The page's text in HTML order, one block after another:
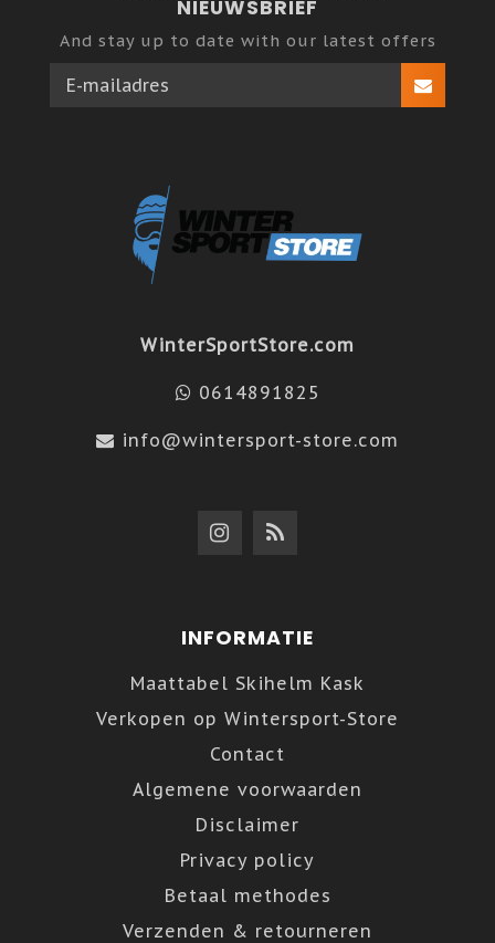
NIEUWSBRIEF
And stay up to date with our latest offers
WinterSportStore.com
0614891825
info@wintersport-store.com
INFORMATIE
Maattabel Skihelm Kask
Verkopen op Wintersport-Store
Contact
Algemene voorwaarden
Disclaimer
Privacy policy
Betaal methodes
Verzenden & retourneren